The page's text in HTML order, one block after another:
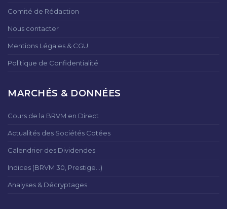
Comité de Rédaction
Nous contacter
Mentions Légales & CGU
Politique de Confidentialité
MARCHÉS & DONNÉES
Cours de la BRVM en Direct
Actualités des Sociétés Cotées
Calendrier des Dividendes
Indices (BRVM 30, Prestige...)
Analyses & Décryptages